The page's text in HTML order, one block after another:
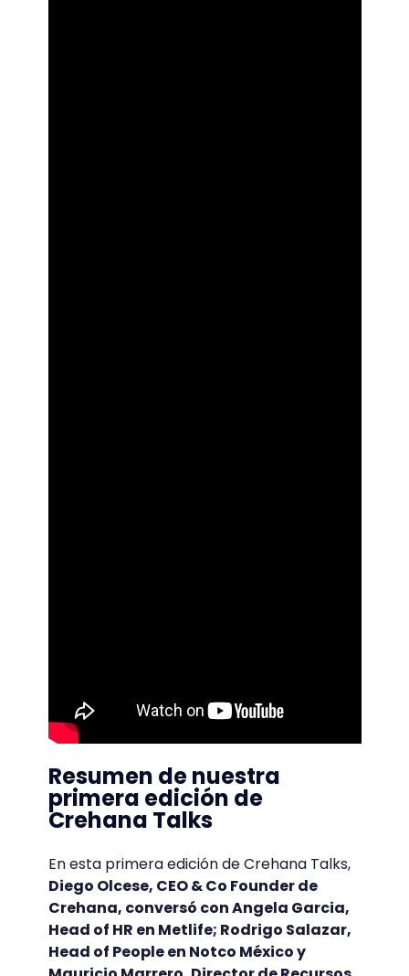
Resumen de nuestra
primera edición de
Crehana Talks
En esta primera edición de Crehana Talks,
Diego Olcese, CEO & Co Founder de
Crehana, conversó con Angela Garcia,
Head of HR en Metlife; Rodrigo Salazar,
Head of People en Notco México y